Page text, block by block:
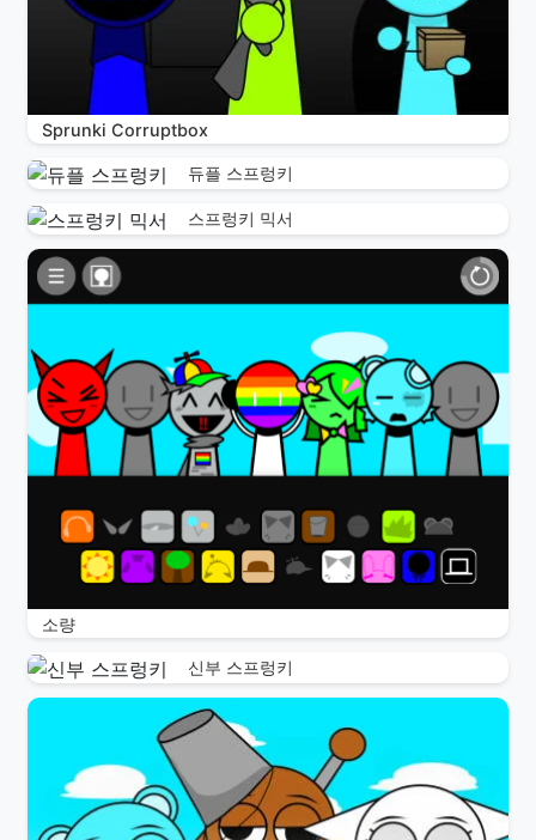
Sprunki Corruptbox
듀플 스프렁키
스프렁키 믹서
소량
신부 스프렁키